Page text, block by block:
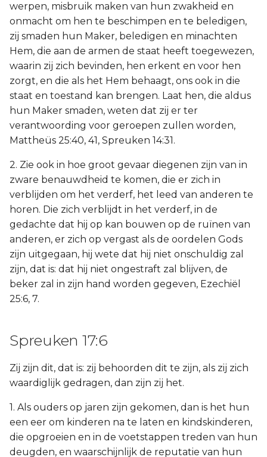
werpen, misbruik maken van hun zwakheid en
onmacht om hen te beschimpen en te beledigen,
zij smaden hun Maker, beledigen en minachten
Hem, die aan de armen de staat heeft toegewezen,
waarin zij zich bevinden, hen erkent en voor hen
zorgt, en die als het Hem behaagt, ons ook in die
staat en toestand kan brengen. Laat hen, die aldus
hun Maker smaden, weten dat zij er ter
verantwoording voor geroepen zullen worden,
Mattheüs 25:40, 41, Spreuken 14:31.
2. Zie ook in hoe groot gevaar diegenen zijn van in
zware benauwdheid te komen, die er zich in
verblijden om het verderf, het leed van anderen te
horen. Die zich verblijdt in het verderf, in de
gedachte dat hij op kan bouwen op de ruïnen van
anderen, er zich op vergast als de oordelen Gods
zijn uitgegaan, hij wete dat hij niet onschuldig zal
zijn, dat is: dat hij niet ongestraft zal blijven, de
beker zal in zijn hand worden gegeven, Ezechiël
25:6, 7.
Spreuken 17:6
Zij zijn dit, dat is: zij behoorden dit te zijn, als zij zich
waardiglijk gedragen, dan zijn zij het.
1. Als ouders op jaren zijn gekomen, dan is het hun
een eer om kinderen na te laten en kindskinderen,
die opgroeien en in de voetstappen treden van hun
deugden, en waarschijnlijk de reputatie van hun